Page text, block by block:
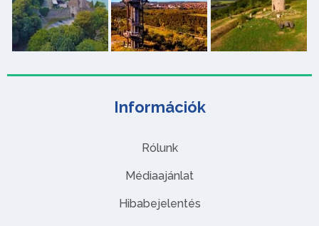
Információk
Rólunk
Médiaajánlat
Hibabejelentés